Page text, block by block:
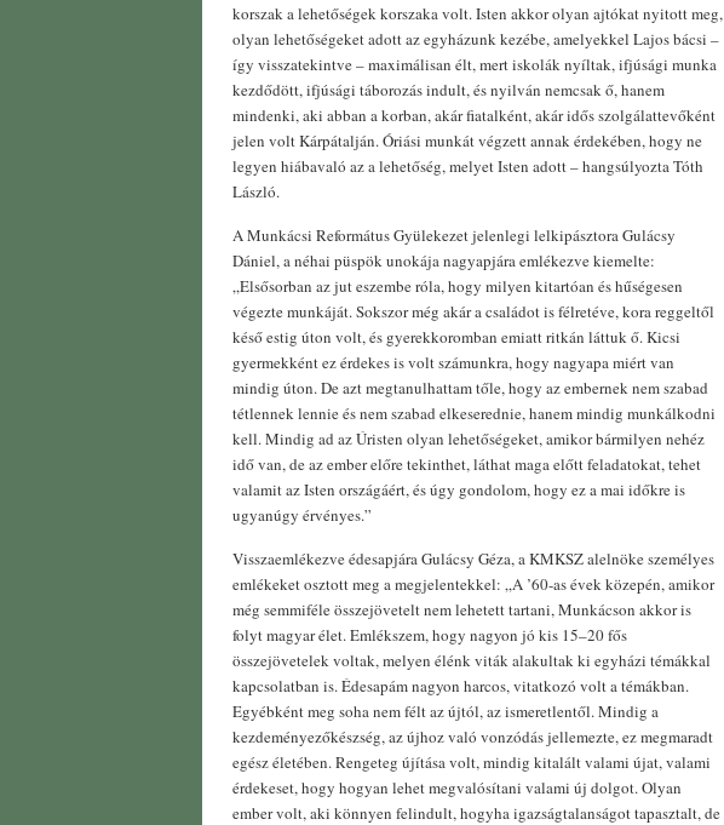
korszak a lehetőségek korszaka volt. Isten akkor olyan ajtókat nyitott meg,
olyan lehetőségeket adott az egyházunk kezébe, amelyekkel Lajos bácsi –
így visszatekintve – maximálisan élt, mert iskolák nyíltak, ifjúsági munka
kezdődött, ifjúsági táborozás indult, és nyilván nemcsak ő, hanem
mindenki, aki abban a korban, akár fiatalként, akár idős szolgálattevőként
jelen volt Kárpátalján. Óriási munkát végzett annak érdekében, hogy ne
legyen hiábavaló az a lehetőség, melyet Isten adott – hangsúlyozta Tóth
László.
A Munkácsi Református Gyülekezet jelenlegi lelkipásztora Gulácsy
Dániel, a néhai püspök unokája nagyapjára emlékezve kiemelte:
„Elsősorban az jut eszembe róla, hogy milyen kitartóan és hűségesen
végezte munkáját. Sokszor még akár a családot is félretéve, kora reggeltől
késő estig úton volt, és gyerekkoromban emiatt ritkán láttuk ő. Kicsi
gyermekként ez érdekes is volt számunkra, hogy nagyapa miért van
mindig úton. De azt megtanulhattam tőle, hogy az embernek nem szabad
tétlennek lennie és nem szabad elkeserednie, hanem mindig munkálkodni
kell. Mindig ad az Úristen olyan lehetőségeket, amikor bármilyen nehéz
idő van, de az ember előre tekinthet, láthat maga előtt feladatokat, tehet
valamit az Isten országáért, és úgy gondolom, hogy ez a mai időkre is
ugyanúgy érvényes.”
Visszaemlékezve édesapjára Gulácsy Géza, a KMKSZ alelnöke személyes
emlékeket osztott meg a megjelentekkel: „A ’60-as évek közepén, amikor
még semmiféle összejövetelt nem lehetett tartani, Munkácson akkor is
folyt magyar élet. Emlékszem, hogy nagyon jó kis 15–20 fős
összejövetelek voltak, melyen élénk viták alakultak ki egyházi témákkal
kapcsolatban is. Édesapám nagyon harcos, vitatkozó volt a témákban.
Egyébként meg soha nem félt az újtól, az ismeretlentől. Mindig a
kezdeményezőkészség, az újhoz való vonzódás jellemezte, ez megmaradt
egész életében. Rengeteg újítása volt, mindig kitalált valami újat, valami
érdekeset, hogy hogyan lehet megvalósítani valami új dolgot. Olyan
ember volt, aki könnyen felindult, hogyha igazságtalanságot tapasztalt, de